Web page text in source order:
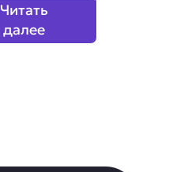
Читать
далее